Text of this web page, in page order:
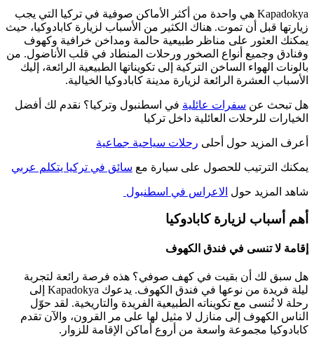
Kapadokya هي واحدة من أكثر الأماكن صوفية في تركيا التي يجب
زيارتها قبل أن تموت. هناك الكثير من الأسباب لزيارة كابادوكيا، حيث
يمكنك العثور على مناظر طبيعية حالمة ومداخن خرافية وكهوف
وفنادق وجميع أنواع الصخور ورحلات المنطاد في قلب الأناضول. من
بالونات الهواء الساخن التركية إلى تكويناتها الطبيعية الرائعة، إليك
الأسباب العشرة الرائعة لزيارة مدينة كابادوكيا الخيالية.
هل تبحث عن سفرات عائلية في اسطنبول وتركيا؟ نقدم لك أفضل
الخيارات للرحلات العائلية داخل تركيا
أعرف المزيد حول أحلى رحلات سياحية جماعية
يمكنك الترتيب للحصول على سيارة مع سائق في تركيا يتكلم عربي
شاهد المزيد حول الاعراس في اسطنبول
أهم أسباب لزيارة كابادوكيا
إقامة لا تنسى في فندق الكهوف
هل سبق لك أن بقيت في كهف صوفي؟ هذه فرصة رائعة لتجربة
ليلة فريدة من نوعها في فندق الكهوف. يدعوك Kapadokya إلى
رحلة لا تُنسى مع تكويناته الطبيعية الفريدة والتاريخية. لقد حوّل
الناس الكهوف إلى منازل لا مثيل لها على مر القرون، والآن تقدم
كابادوكيا مجموعة واسعة من أروع أماكن الإقامة للزوار.